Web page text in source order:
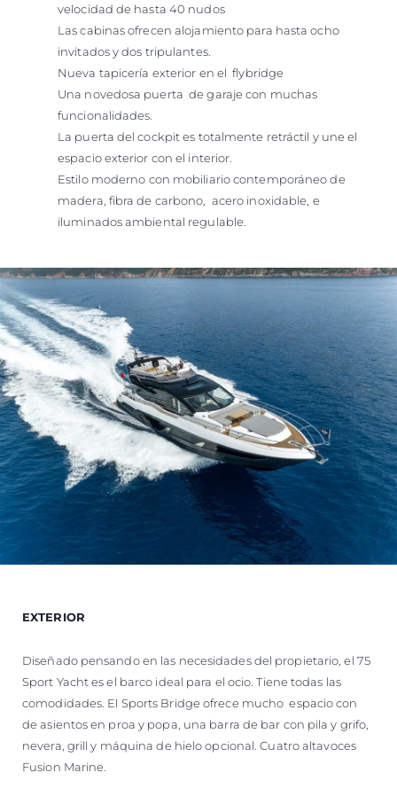
velocidad de hasta 40 nudos
Las cabinas ofrecen alojamiento para hasta ocho
invitados y dos tripulantes.
Nueva tapicería exterior en el flybridge
Una novedosa puerta de garaje con muchas
funcionalidades.
La puerta del cockpit es totalmente retráctil y une el
espacio exterior con el interior.
Estilo moderno con mobiliario contemporáneo de
madera, fibra de carbono, acero inoxidable, e
iluminados ambiental regulable.
EXTERIOR
Diseñado pensando en las necesidades del propietario, el 75
Sport Yacht es el barco ideal para el ocio. Tiene todas las
comodidades. El Sports Bridge ofrece mucho espacio con
de asientos en proa y popa, una barra de bar con pila y grifo,
nevera, grill y máquina de hielo opcional. Cuatro altavoces
Fusion Marine.